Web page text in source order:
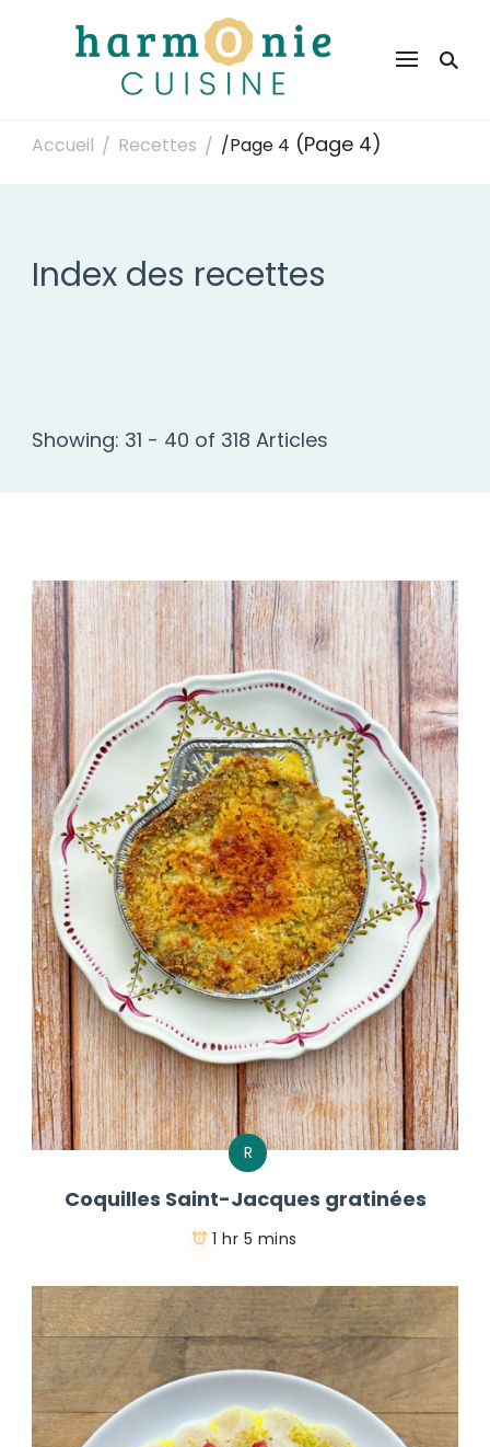
Harmonie Cuisine
Accueil / Recettes / /Page 4 (Page 4)
Index des recettes
Showing: 31 - 40 of 318 Articles
R
Coquilles Saint-Jacques gratinées
1 hr 5 mins